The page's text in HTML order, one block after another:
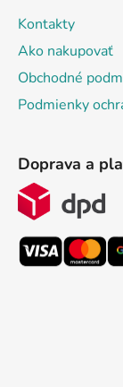
Kontakty
Ako nakupovať
Obchodné
Podmienky
Doprava a